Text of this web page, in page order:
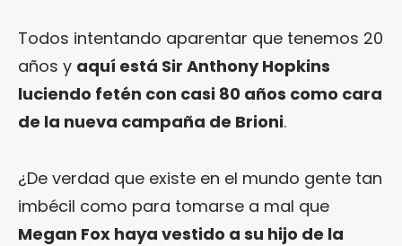
Todos intentando aparentar que tenemos 20
años y aquí está Sir Anthony Hopkins
luciendo fetén con casi 80 años como cara
de la nueva campaña de Brioni.
¿De verdad que existe en el mundo gente tan
imbécil como para tomarse a mal que
Megan Fox haya vestido a su hijo de la